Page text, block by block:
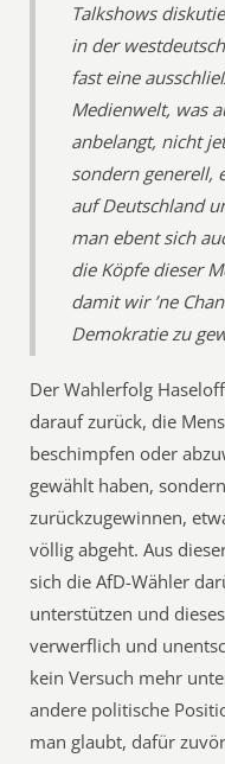
Talkshows
in der
fast eine
Medienwelt, was
anbelangt, nicht
sondern generell,
auf Deutschland
man ebent sich
die Köpfe dieser
damit wir ’ne
Demokratie zu
Der Wahlerfolg
darauf zurück, die
beschimpfen oder
gewählt haben,
zurückzugewinnen,
völlig abgeht. Aus
sich die AfD-Wähler
unterstützen und
verwerflich und
kein Versuch mehr
andere politische
man glaubt, dafür